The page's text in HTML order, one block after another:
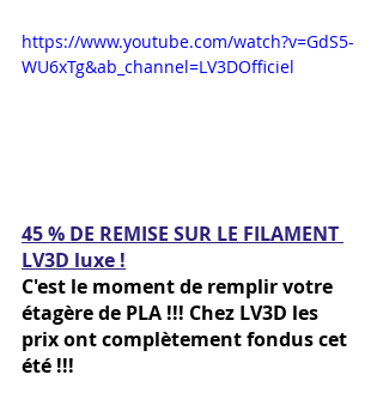
https://www.youtube.com/watch?v=GdS5-
WU6xTg&ab_channel=LV3DOfficiel
45 % DE REMISE SUR LE FILAMENT
LV3D luxe !
C'est le moment de remplir votre
étagère de PLA !!! Chez LV3D les
prix ont complètement fondus cet
été !!!